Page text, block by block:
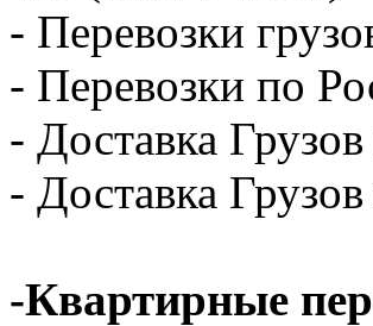
- Перевозки
- Перевозки по
- Доставка
- Доставка
-Квартирные